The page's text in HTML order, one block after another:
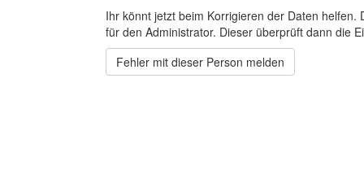
Ihr könnt jetzt beim Korrigieren der Daten
für den Administrator. Dieser überprüft dann die
Fehler mit dieser Person melden